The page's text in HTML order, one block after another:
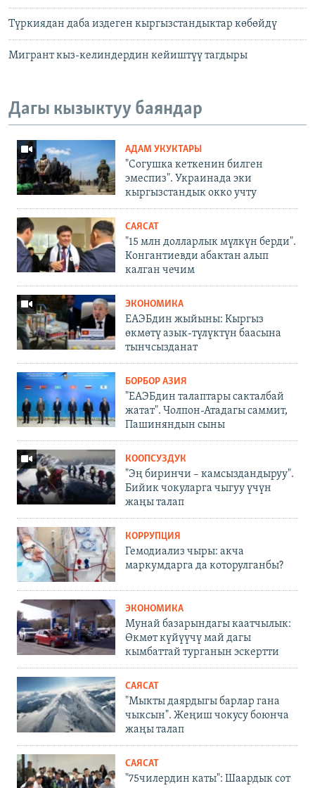
Түркиядан даба издеген кыргызстандыктар көбөйдү
Мигрант кыз-келиндердин кейиштүү тагдыры
Дагы кызыктуу баяндар
АДАМ УКУКТАРЫ
"Согушка кеткенин билген
эмеспиз". Украинада эки
кыргызстандык окко учту
САЯСАТ
"15 млн долларлык мүлкүн берди".
Конгантиевди абактан алып
калган чечим
ЭКОНОМИКА
ЕАЭБдин жыйыны: Кыргыз
өкмөтү азык-түлүктүн баасына
тынчсызданат
БОРБОР АЗИЯ
"ЕАЭБдин талаптары сакталбай
жатат". Чолпон-Атадагы саммит,
Пашиняндын сыны
КООПСУЗДУК
"Эң биринчи – камсыздандыруу".
Бийик чокуларга чыгуу үчүн
жаңы талап
КОРРУПЦИЯ
Гемодиализ чыры: акча
маркумдарга да которулганбы?
ЭКОНОМИКА
Мунай базарындагы каатчылык:
Өкмөт күйүүчү май дагы
кымбаттай турганын эскертти
САЯСАТ
"Мыкты даярдыгы барлар гана
чыксын". Жеңиш чокусу боюнча
жаңы талап
САЯСАТ
"75чилердин каты": Шаардык сот